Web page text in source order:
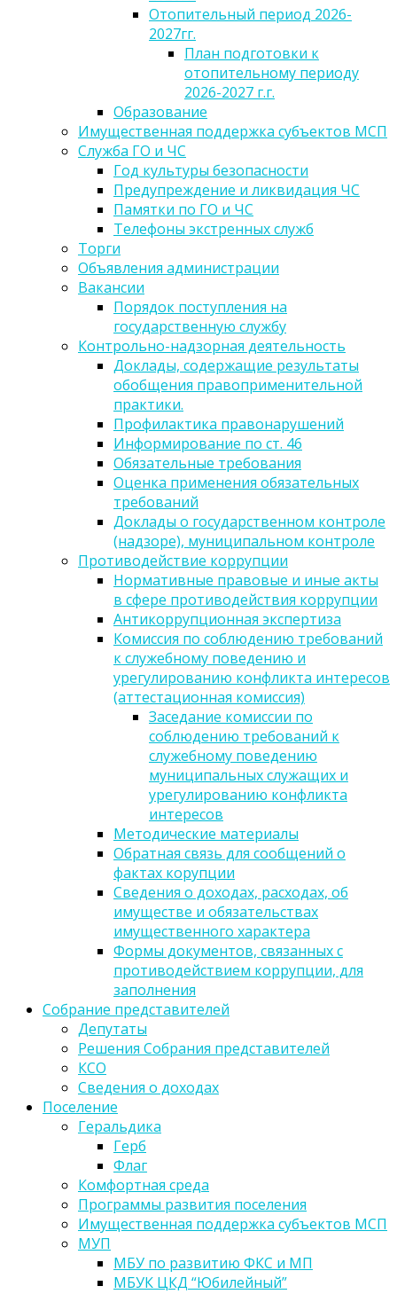
Отопительный период 2026-
2027гг.
План подготовки к
отопительному периоду
2026-2027 г.г.
Образование
Имущественная поддержка субъектов МСП
Служба ГО и ЧС
Год культуры безопасности
Предупреждение и ликвидация ЧС
Памятки по ГО и ЧС
Телефоны экстренных служб
Торги
Объявления администрации
Вакансии
Порядок поступления на
государственную службу
Контрольно-надзорная деятельность
Доклады, содержащие результаты
обобщения правоприменительной
практики.
Профилактика правонарушений
Информирование по ст. 46
Обязательные требования
Оценка применения обязательных
требований
Доклады о государственном контроле
(надзоре), муниципальном контроле
Противодействие коррупции
Нормативные правовые и иные акты
в сфере противодействия коррупции
Антикоррупционная экспертиза
Комиссия по соблюдению требований
к служебному поведению и
урегулированию конфликта интересов
(аттестационная комиссия)
Заседание комиссии по
соблюдению требований к
служебному поведению
муниципальных служащих и
урегулированию конфликта
интересов
Методические материалы
Обратная связь для сообщений о
фактах корупции
Сведения о доходах, расходах, об
имуществе и обязательствах
имущественного характера
Формы документов, связанных с
противодействием коррупции, для
заполнения
Собрание представителей
Депутаты
Решения Собрания представителей
КСО
Сведения о доходах
Поселение
Геральдика
Герб
Флаг
Комфортная среда
Программы развития поселения
Имущественная поддержка субъектов МСП
МУП
МБУ по развитию ФКС и МП
МБУК ЦКД “Юбилейный”